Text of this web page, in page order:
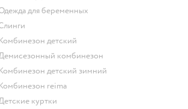
Одежда для беременных
Слинги
Комбинезон детский
Демисезонный комбинезон
Комбинезон детский зимний
Комбинезон reima
Детские куртки